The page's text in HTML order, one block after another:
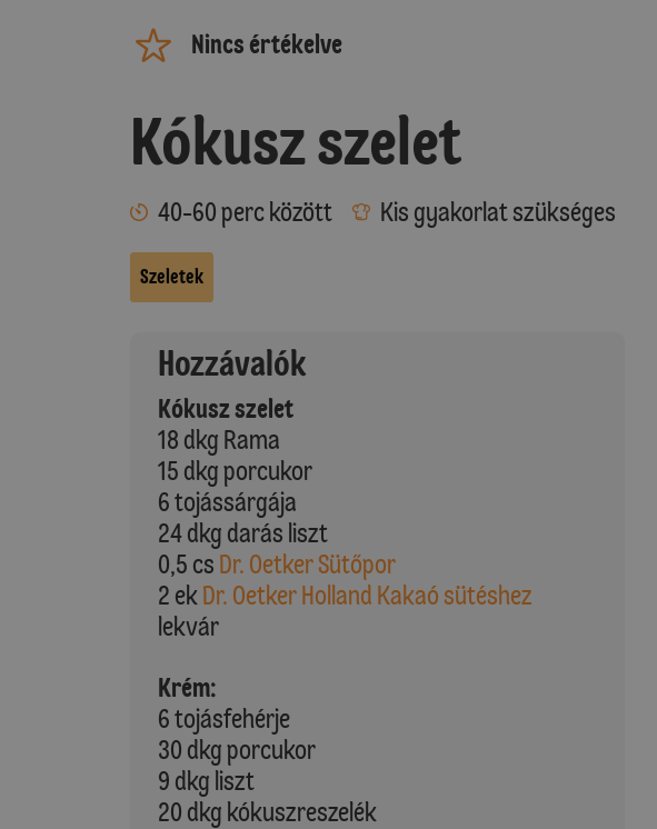
Nincs értékelve
Kókusz szelet
40-60 perc között Kis gyakorlat szükséges
Szeletek
Hozzávalók
Kókusz szelet
18 dkg Rama
15 dkg porcukor
6 tojássárgája
24 dkg darás liszt
0,5 cs Dr. Oetker Sütőpor
2 ekDr. Oetker Holland Kakaó sütéshez
lekvár
Krém:
6 tojásfehérje
30 dkg porcukor
9 dkg liszt
20 dkg kókuszreszelék